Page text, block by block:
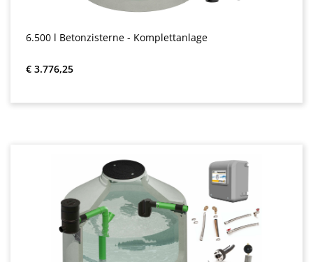
6.500 l Betonzisterne - Komplettanlage
Normale prijs:
€ 3.776,25